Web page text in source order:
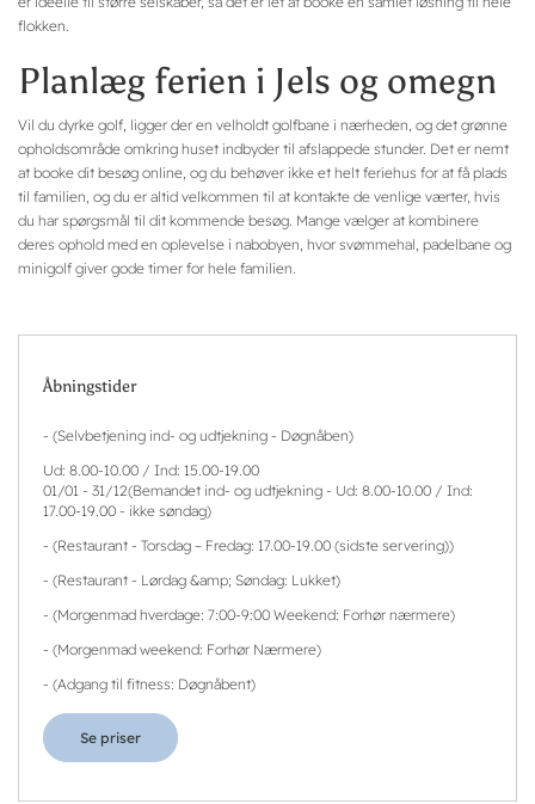
flokken.
Planlæg ferien i Jels og omegn
Vil du dyrke golf, ligger der en velholdt golfbane i nærheden, og det grønne
opholdsområde omkring huset indbyder til afslappede stunder. Det er nemt
at booke dit besøg online, og du behøver ikke et helt feriehus for at få plads
til familien, og du er altid velkommen til at kontakte de venlige værter, hvis
du har spørgsmål til dit kommende besøg. Mange vælger at kombinere
deres ophold med en oplevelse i nabobyen, hvor svømmehal, padelbane og
minigolf giver gode timer for hele familien.
Åbningstider
- (Selvbetjening ind- og udtjekning - Døgnåben)
Ud: 8.00-10.00 / Ind: 15.00-19.00
01/01 - 31/12(Bemandet ind- og udtjekning - Ud: 8.00-10.00 / Ind:
17.00-19.00 - ikke søndag)
- (Restaurant - Torsdag – Fredag: 17.00-19.00 (sidste servering))
- (Restaurant - Lørdag &amp; Søndag: Lukket)
- (Morgenmad hverdage: 7:00-9:00 Weekend: Forhør nærmere)
- (Morgenmad weekend: Forhør Nærmere)
- (Adgang til fitness: Døgnåbent)
Se priser